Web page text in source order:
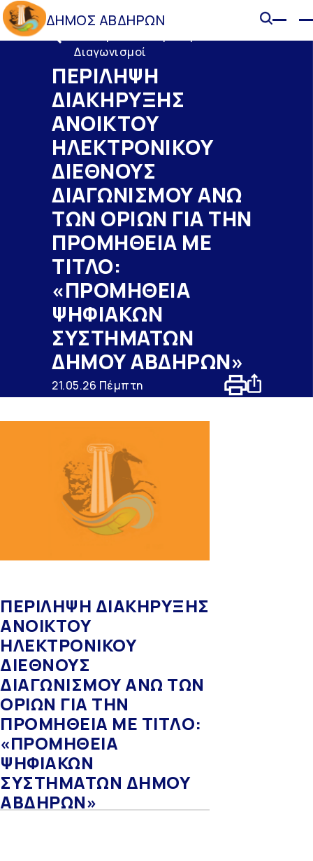
ΔΗΜΟΣ ΑΒΔΗΡΩΝ
Διαγωνισμοί
ΠΕΡΙΛΗΨΗ
ΔΙΑΚΗΡΥΞΗΣ
ΑΝΟΙΚΤΟΥ
ΗΛΕΚΤΡΟΝΙΚΟΥ
ΔΙΕΘΝΟΥΣ
ΔΙΑΓΩΝΙΣΜΟΥ ΑΝΩ
ΤΩΝ ΟΡΙΩΝ ΓΙΑ ΤΗΝ
ΠΡΟΜΗΘΕΙΑ ΜΕ
ΤΙΤΛΟ:
«ΠΡΟΜΗΘΕΙΑ
ΨΗΦΙΑΚΩΝ
ΣΥΣΤΗΜΑΤΩΝ
ΔΗΜΟΥ ΑΒΔΗΡΩΝ»
21.05.26 Πέμπτη
ΠΕΡΙΛΗΨΗ ΔΙΑΚΗΡΥΞΗΣ
ΑΝΟΙΚΤΟΥ
ΗΛΕΚΤΡΟΝΙΚΟΥ
ΔΙΕΘΝΟΥΣ
ΔΙΑΓΩΝΙΣΜΟΥ ΑΝΩ ΤΩΝ
ΟΡΙΩΝ ΓΙΑ ΤΗΝ
ΠΡΟΜΗΘΕΙΑ ΜΕ ΤΙΤΛΟ:
«ΠΡΟΜΗΘΕΙΑ
ΨΗΦΙΑΚΩΝ
ΣΥΣΤΗΜΑΤΩΝ ΔΗΜΟΥ
ΑΒΔΗΡΩΝ»